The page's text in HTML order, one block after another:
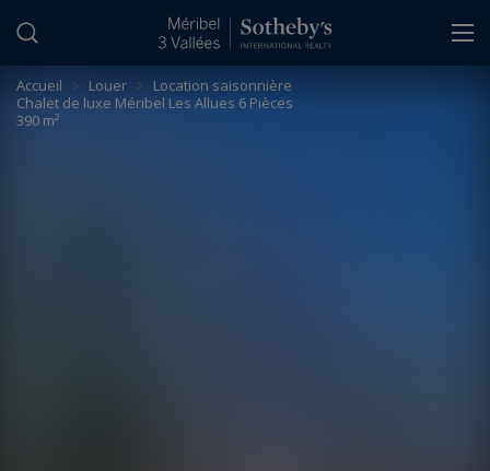
Accueil > Louer > Location saisonnière
Chalet de luxe Méribel Les Allues 6 Pièces
390 m²